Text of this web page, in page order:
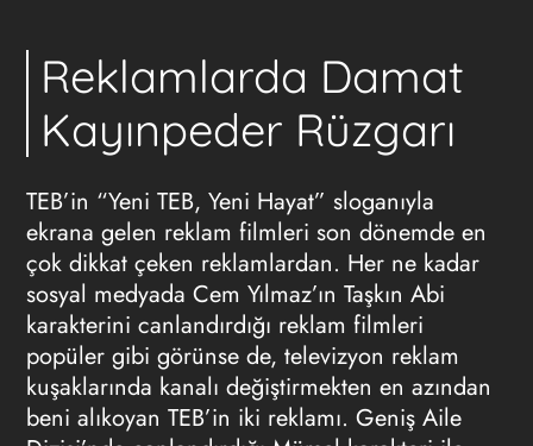
Reklamlarda Damat
Kayınpeder Rüzgarı
TEB’in “Yeni TEB, Yeni Hayat” sloganıyla
ekrana gelen reklam filmleri son dönemde en
çok dikkat çeken reklamlardan. Her ne kadar
sosyal medyada Cem Yılmaz’ın Taşkın Abi
karakterini canlandırdığı reklam filmleri
popüler gibi görünse de, televizyon reklam
kuşaklarında kanalı değiştirmekten en azından
beni alıkoyan TEB’in iki reklamı. Geniş Aile